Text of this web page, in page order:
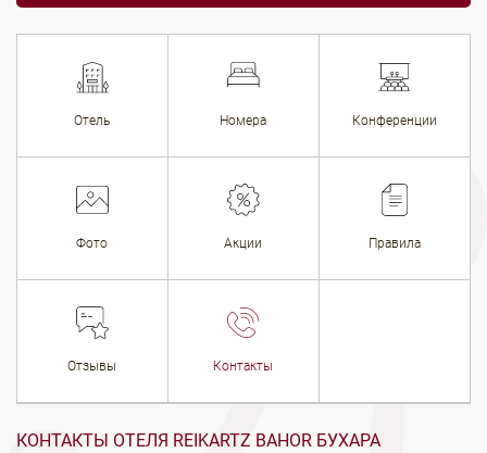
Отель Номера Конференции
Фото Акции Правила
Отзывы Контакты
КОНТАКТЫ ОТЕЛЯ REIKARTZ BAHOR БУХАРА